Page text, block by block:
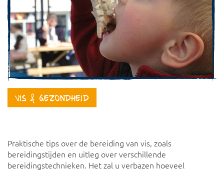
Vis & Gezondheid
Praktische tips over de bereiding van vis, zoals
bereidingstijden en uitleg over verschillende
bereidingstechnieken. Het zal u verbazen hoeveel